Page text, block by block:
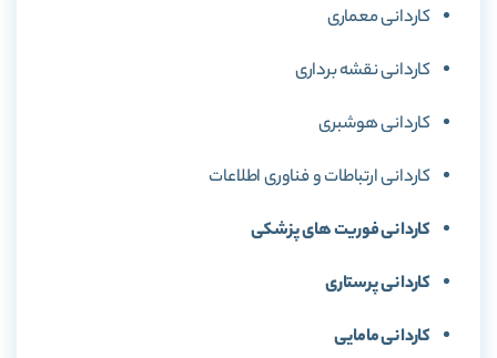
کاردانی معماری
کاردانی نقشه برداری
کاردانی هوشبری
کاردانی ارتباطات و فناوری اطلاعات
کاردانی فوریت‌ های پزشکی
کاردانی پرستاری
کاردانی مامایی